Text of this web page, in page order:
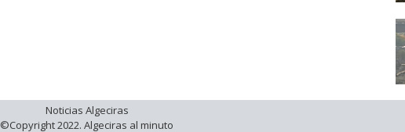
Noticias Algeciras
©Copyright 2022. Algeciras al minuto